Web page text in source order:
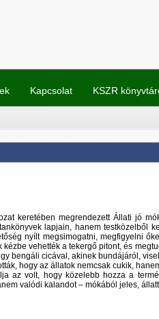
Kapcsolat KSZR
keretében megrendezett Állati jó
lapjain, hanem testközelből
nyílt megsimogatni, megfigyelni
vehették a tekergő pitont, és
bengáli cicával, akinek bundájáról,
hogy az állatok nemcsak cukik,
az volt, hogy közelebb hozza a
valódi kalandot – mókából jeles,